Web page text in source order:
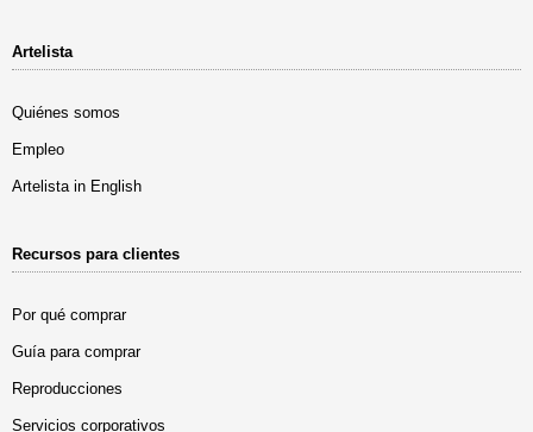
Artelista
Quiénes somos
Empleo
Artelista in English
Recursos para clientes
Por qué comprar
Guía para comprar
Reproducciones
Servicios corporativos